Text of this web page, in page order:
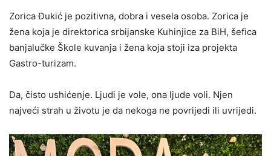
Zorica Đukić je pozitivna, dobra i vesela osoba. Zorica je
žena koja je direktorica srbijanske Kuhinjice za BiH, šefica
banjalučke Škole kuvanja i žena koja stoji iza projekta
Gastro-turizam.
Da, čisto ushićenje. Ljudi je vole, ona ljude voli. Njen
najveći strah u životu je da nekoga ne povrijedi ili uvrijedi.